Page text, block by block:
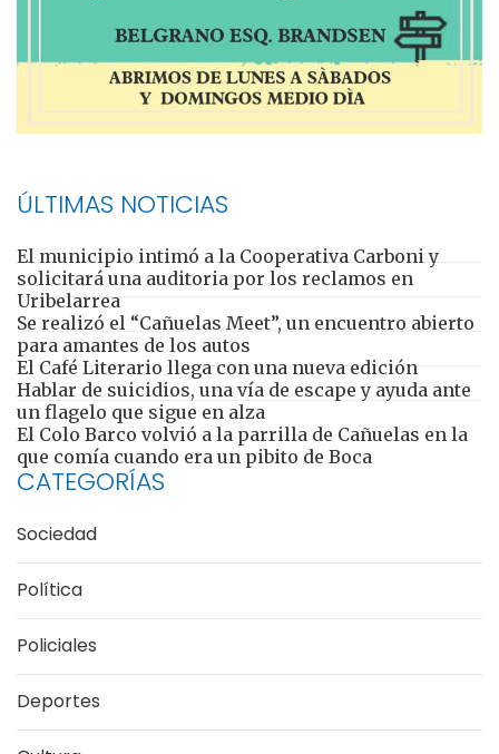
ÚLTIMAS NOTICIAS
El municipio intimó a la Cooperativa Carboni y
solicitará una auditoria por los reclamos en
Uribelarrea
Se realizó el “Cañuelas Meet”, un encuentro abierto
para amantes de los autos
El Café Literario llega con una nueva edición
Hablar de suicidios, una vía de escape y ayuda ante
un flagelo que sigue en alza
El Colo Barco volvió a la parrilla de Cañuelas en la
que comía cuando era un pibito de Boca
CATEGORÍAS
Sociedad
Política
Policiales
Deportes